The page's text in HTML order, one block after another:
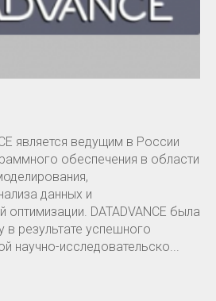
является ведущим в России
обеспечения в области
данных и
оптимизации. DATADVANCE была
в результате успешного
научно-исследовательско...